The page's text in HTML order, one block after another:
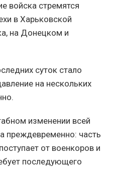
войска стремятся
в Харьковской
на Донецком и
суток стало
на нескольких
изменении всей
преждевременно: часть
от военкоров и
последующего